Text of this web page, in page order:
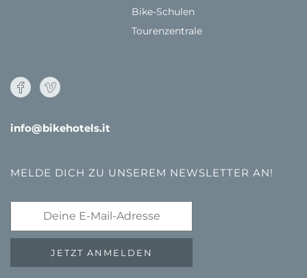
Bike-Schulen
Tourenzentrale
info@bikehotels.it
MELDE DICH ZU UNSEREM NEWSLETTER AN!
JETZT ANMELDEN